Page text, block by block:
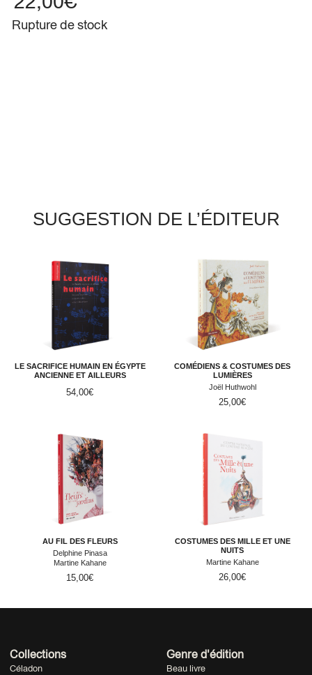
Rupture de stock
SUGGESTION DE L’ÉDITEUR
LE SACRIFICE HUMAIN EN ÉGYPTE
ANCIENNE ET AILLEURS
54,00€
COMÉDIENS & COSTUMES DES
LUMIÈRES
Joël Huthwohl
25,00€
AU FIL DES FLEURS
Delphine Pinasa
Martine Kahane
15,00€
COSTUMES DES MILLE ET UNE
NUITS
Martine Kahane
26,00€
Collections
Céladon
Genre d'édition
Beau livre